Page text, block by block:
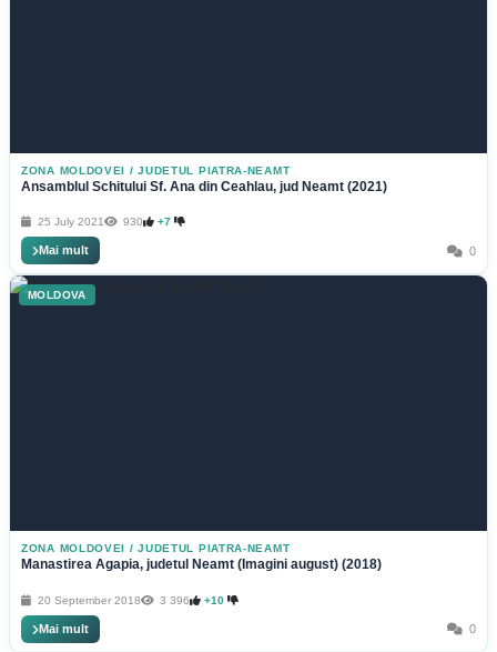
ZONA MOLDOVEI /JUDETUL PIATRA-NEAMT
Ansamblul Schitului Sf. Ana din Ceahlau, jud Neamt (2021)
25 July 2021 930 +7
Mai mult 0
MOLDOVA
ZONA MOLDOVEI /JUDETUL PIATRA-NEAMT
Manastirea Agapia, judetul Neamt (Imagini august) (2018)
20 September 2018 3 396 +10
Mai mult 0